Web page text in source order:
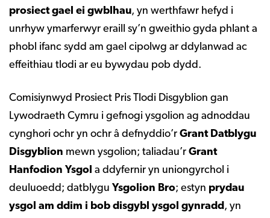
prosiect gael ei gwblhau, yn werthfawr hefyd i
unrhyw ymarferwyr eraill sy’n gweithio gyda phlant a
phobl ifanc sydd am gael cipolwg ar ddylanwad ac
effeithiau tlodi ar eu bywydau pob dydd.
Comisiynwyd Prosiect Pris Tlodi Disgyblion gan
Lywodraeth Cymru i gefnogi ysgolion ag adnoddau
cynghori ochr yn ochr â defnyddio’r Grant Datblygu
Disgyblion mewn ysgolion; taliadau’r Grant
Hanfodion Ysgol a ddyfernir yn uniongyrchol i
deuluoedd; datblygu Ysgolion Bro; estyn prydau
ysgol am ddim i bob disgybl ysgol gynradd, yn